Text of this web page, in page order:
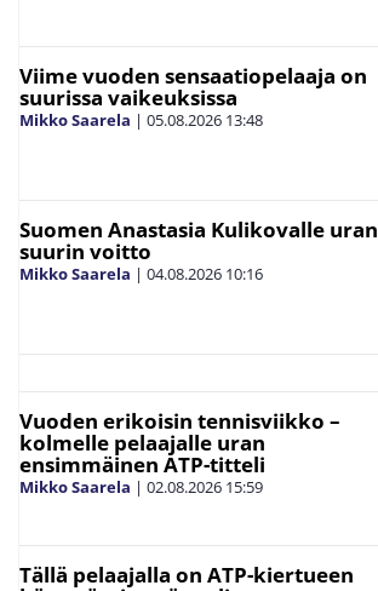
Viime vuoden sensaatiopelaaja on
suurissa vaikeuksissa
Mikko Saarela | 05.08.2026 13:48
Suomen Anastasia Kulikovalle uran
suurin voitto
Mikko Saarela | 04.08.2026 10:16
Vuoden erikoisin tennisviikko –
kolmelle pelaajalle uran
ensimmäinen ATP-titteli
Mikko Saarela | 02.08.2026 15:59
Tällä pelaajalla on ATP-kiertueen